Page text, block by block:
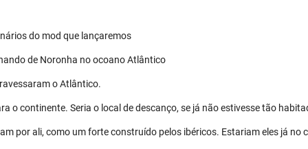
do mod que lançaremos
de Noronha no ocoano Atlântico
o Atlântico.
o continente. Seria o local de descanço, se já não estivesse tão
por ali, como um forte construído pelos ibéricos. Estariam eles já no